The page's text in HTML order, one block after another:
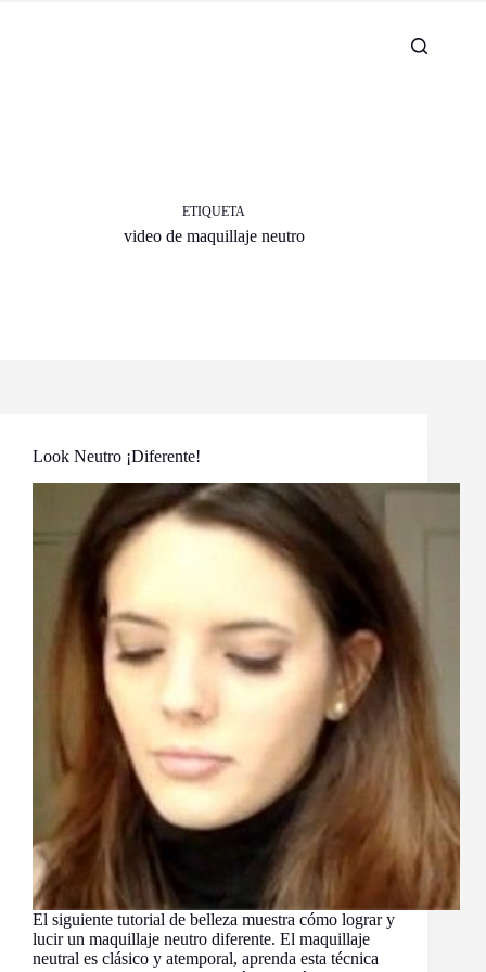
ETIQUETA
video de maquillaje neutro
Look Neutro ¡Diferente!
El siguiente tutorial de belleza muestra cómo lograr y
lucir un maquillaje neutro diferente. El maquillaje
neutral es clásico y atemporal, aprenda esta técnica